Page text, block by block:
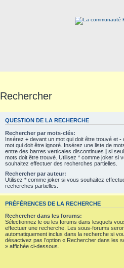
Rechercher
QUESTION DE LA RECHERCHE
Rechercher par mots-clés:
Insérez + devant un mot qui doit être trouvé et -
mot qui doit être ignoré. Insérez une liste de
entre des barres verticales discontinues | si
mots doit être trouvé. Utilisez * comme joker si
souhaitez effectuer des recherches partielles.
Rechercher par auteur:
Utilisez * comme joker si vous souhaitez
recherches partielles.
PRÉFÉRENCES DE LA RECHERCHE
Rechercher dans les forums:
Sélectionnez le ou les forums dans lesquels
effectuer une recherche. Les sous-forums
automatiquement inclus dans la recherche si
désactivez pas l’option « Rechercher dans les
» affichée ci-dessous.